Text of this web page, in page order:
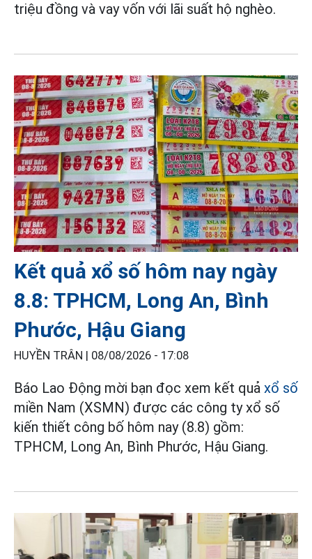
triệu đồng và vay vốn với lãi suất hộ nghèo.
Kết quả xổ số hôm nay ngày
8.8: TPHCM, Long An, Bình
Phước, Hậu Giang
HUYỀN TRÂN | 08/08/2026 - 17:08
Báo Lao Động mời bạn đọc xem kết quả xổ số
miền Nam (XSMN) được các công ty xổ số
kiến thiết công bố hôm nay (8.8) gồm:
TPHCM, Long An, Bình Phước, Hậu Giang.